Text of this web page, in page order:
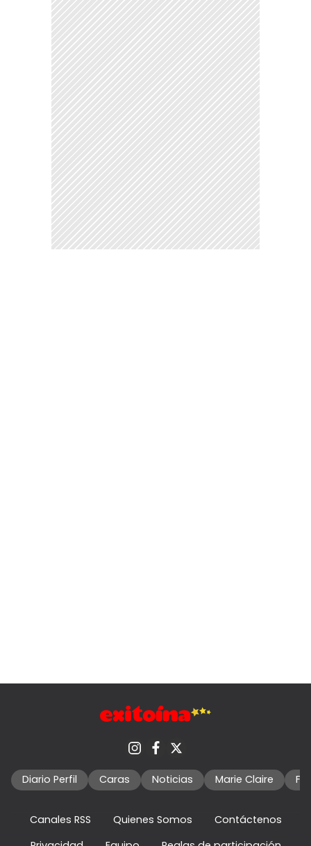
Diario Perfil Caras Noticias Marie Claire
Canales RSS Quienes Somos
Contáctenos